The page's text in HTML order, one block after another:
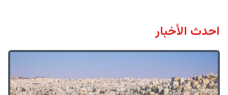
احدث الأخبار